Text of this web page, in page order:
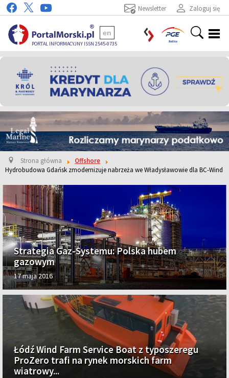
Zaloguj się
Newsletter
PORTAL INFORMACYJNY ISSN 2545-0735
en
Strona główna
Offshore
Hydrobudowa Gdańsk zmodernizuje nabrzeża we Władysławowie dla BC-Wind
Strategia Gaz-Systemu: Polska hubem
gazowym
17 maja 2016
Łódź Wind Farm Service Boat z typoszeregu
ProZero trafi na rynek morskich farm
wiatrowy...